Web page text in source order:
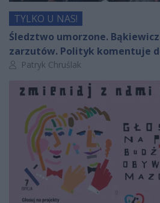
TYLKO U NAS!
Śledztwo umorzone.
zarzutów. Polityk komentuje
Autor artykułu:
Patryk Chruślak